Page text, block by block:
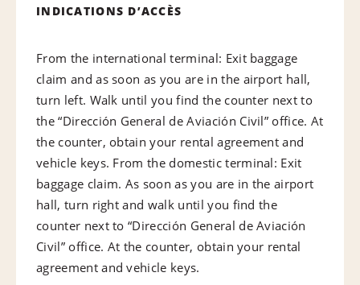
INDICATIONS D’ACCÈS
From the international terminal: Exit baggage
claim and as soon as you are in the airport hall,
turn left. Walk until you find the counter next to
the “Dirección General de Aviación Civil” office. At
the counter, obtain your rental agreement and
vehicle keys. From the domestic terminal: Exit
baggage claim. As soon as you are in the airport
hall, turn right and walk until you find the
counter next to “Dirección General de Aviación
Civil” office. At the counter, obtain your rental
agreement and vehicle keys.